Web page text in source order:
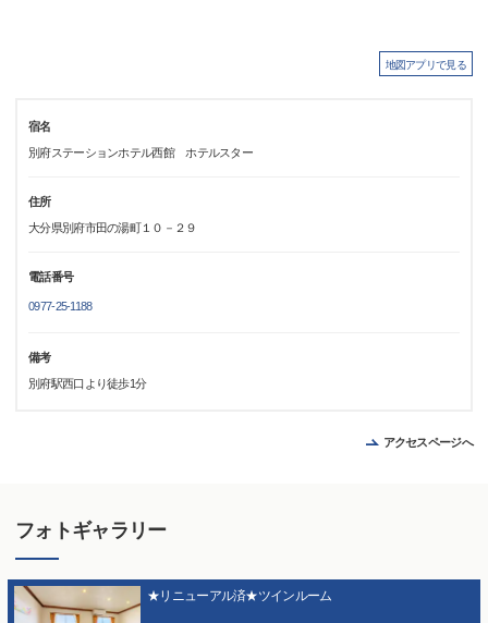
地図アプリで見る
宿名
別府ステーションホテル西館 ホテルスター
住所
大分県別府市田の湯町１０－２９
電話番号
0977-25-1188
備考
別府駅西口より徒歩1分
アクセスページへ
フォトギャラリー
★リニューアル済★ツインルーム